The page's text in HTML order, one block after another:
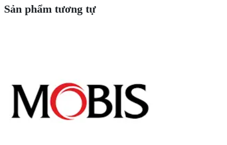
Sản phẩm tương tự